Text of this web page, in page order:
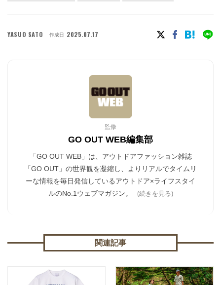
YASUO SATO 作成日 2025.07.17
監修
GO OUT WEB編集部
「GO OUT WEB」は、アウトドアファッション雑誌
「GO OUT」の世界観を凝縮し、よりリアルでタイムリ
ーな情報を毎日発信しているアウトドア×ライフスタイ
ルのNo.1ウェブマガジン。
(続きを見る)
関連記事